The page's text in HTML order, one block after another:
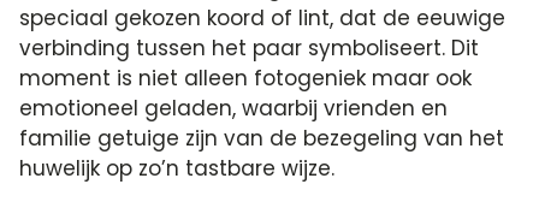
speciaal gekozen koord of lint, dat de eeuwige
verbinding tussen het paar symboliseert. Dit
moment is niet alleen fotogeniek maar ook
emotioneel geladen, waarbij vrienden en
familie getuige zijn van de bezegeling van het
huwelijk op zo’n tastbare wijze.